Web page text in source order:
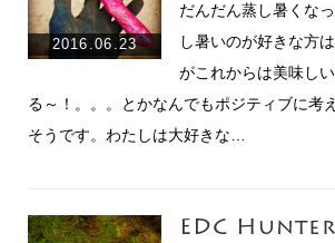
2016.06.23
だんだん蒸し暑くな
し暑いのが好きな方
がこれからは美味し
る～！。。。とかなんでもポジティブに考
そうです。わたしは大好きな…
EDC Hunter